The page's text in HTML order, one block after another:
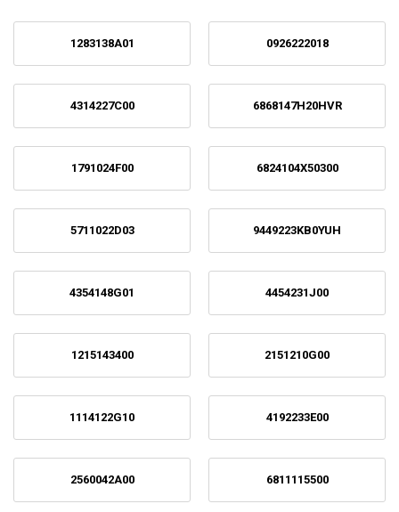
1283138A01 0926222018
4314227C00 6868147H20HVR
1791024F00 6824104X50300
5711022D03 9449223KB0YUH
4354148G01 4454231J00
1215143400 2151210G00
1114122G10 4192233E00
2560042A00 6811115500